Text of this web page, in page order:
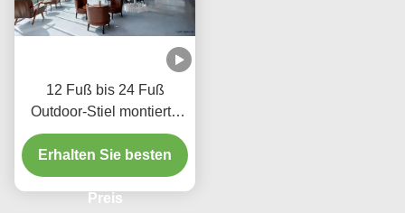
12 Fuß bis 24 Fuß
Outdoor-Stiel montierte
Ventilatoren Stehende
Terrassenventilator mit
SEW-Motor
Erhalten Sie besten
Preis